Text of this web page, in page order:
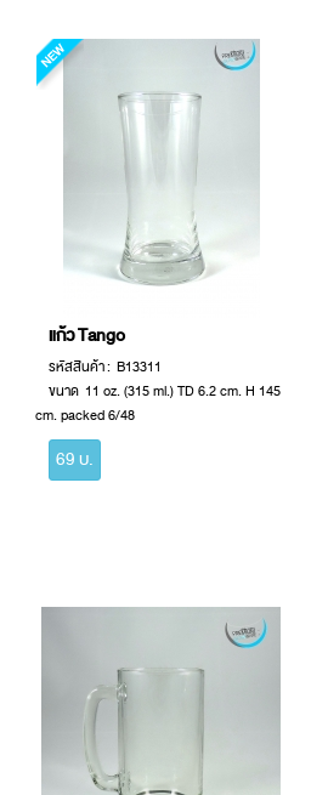
แก้ว Tango
รหัสสินค้า : B13311
ขนาด 11 oz. (315 ml.) TD 6.2 cm. H 145
cm. packed 6/48
69 บ.